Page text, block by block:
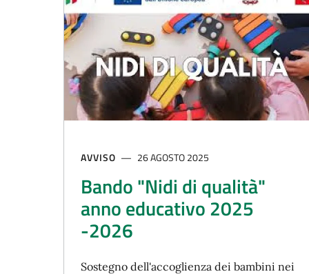
AVVISO 26 AGOSTO 2025
Bando "Nidi di qualità"
anno educativo 2025
-2026
Sostegno dell'accoglienza dei bambini nei